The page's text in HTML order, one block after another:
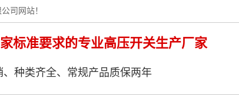
司网站！
标准要求的专业高压开关生产厂家
、种类齐全、常规产品质保两年